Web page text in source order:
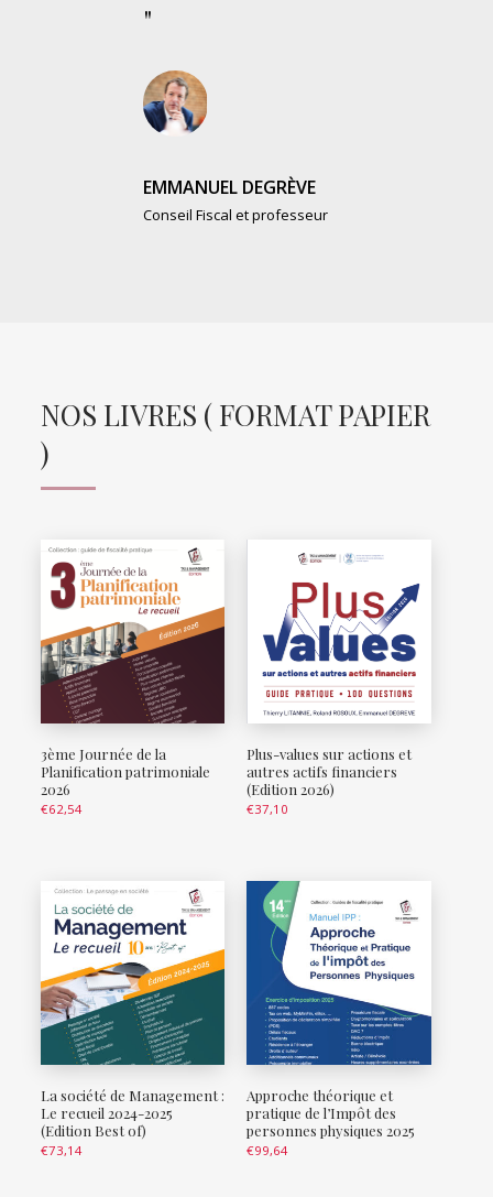
"
EMMANUEL DEGRÈVE
Conseil Fiscal et professeur
NOS LIVRES ( FORMAT PAPIER
)
3ème Journée de la
Planification patrimoniale
2026
€62,54
Plus-values sur actions et
autres actifs financiers
(Edition 2026)
€37,10
La société de Management :
Le recueil 2024-2025
(Edition Best of)
€73,14
Approche théorique et
pratique de l’Impôt des
personnes physiques 2025
€99,64